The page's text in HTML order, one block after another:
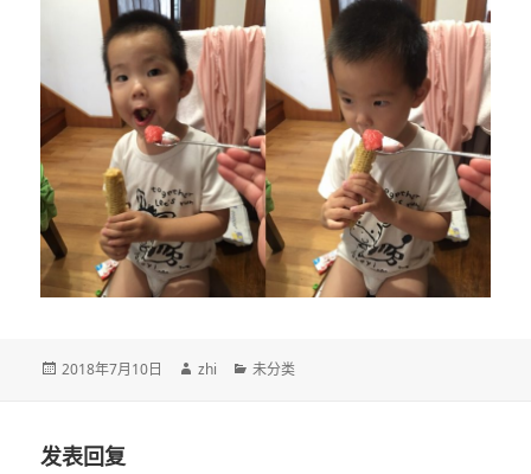
发
2018年7月10日
作
zhi
分
未分类
发表回复